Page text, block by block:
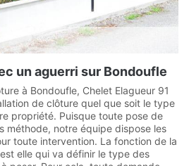
un aguerri sur Bondoufle
à Bondoufle, Chelet Elagueur 91
de clôture quel que soit le type
propriété. Puisque toute pose de
méthode, notre équipe dispose les
toute intervention. La fonction de la
elle qui va définir le type des